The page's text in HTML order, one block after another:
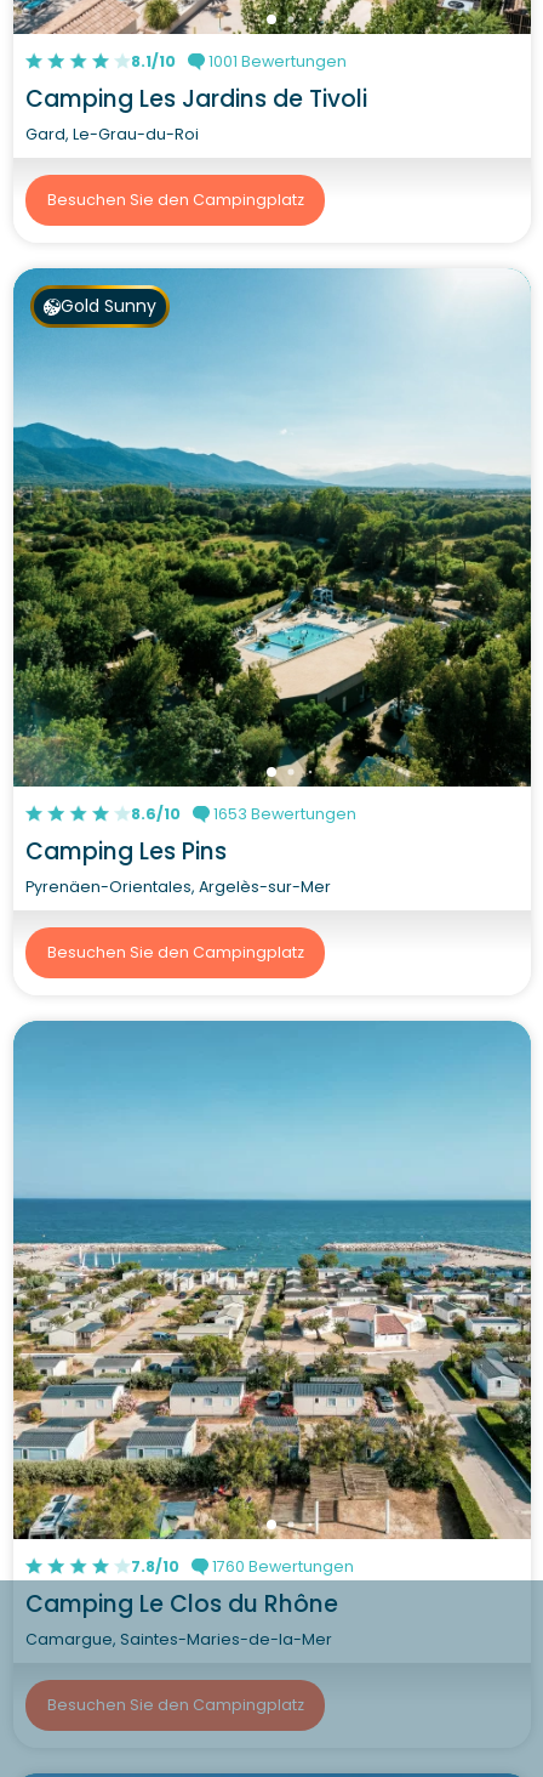
8.1/10 1001 Bewertungen
Camping Les Jardins de Tivoli
Gard, Le-Grau-du-Roi
Besuchen Sie den Campingplatz
Gold Sunny
8.6/10 1653 Bewertungen
Camping Les Pins
Pyrenäen-Orientales, Argelès-sur-Mer
Besuchen Sie den Campingplatz
7.8/10 1760 Bewertungen
Camping Le Clos du Rhône
Camargue, Saintes-Maries-de-la-Mer
Besuchen Sie den Campingplatz